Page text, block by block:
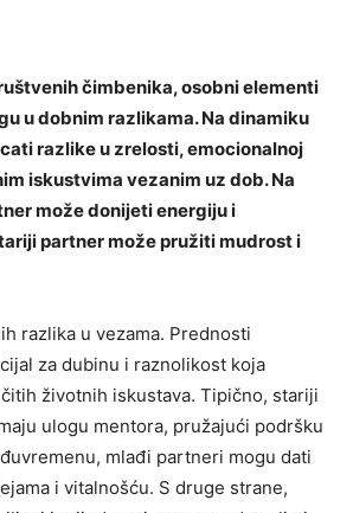
čimbenika, osobni elementi
u dobnim razlikama. Na dinamiku
razlike u zrelosti, emocionalnoj
iskustvima vezanim uz dob. Na
može donijeti energiju i
partner može pružiti mudrost i
razlika u vezama. Prednosti
za dubinu i raznolikost koja
životnih iskustava. Tipično, stariji
ulogu mentora, pružajući podršku
mlađi partneri mogu dati
i vitalnošću. S druge strane,